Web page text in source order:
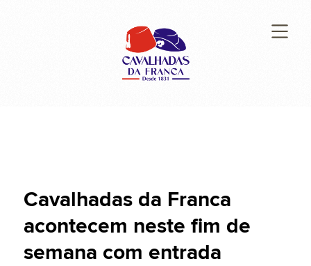
Cavalhadas da Franca
acontecem neste fim de
semana com entrada